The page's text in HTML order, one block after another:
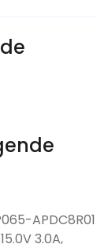
APDC8R01
3.0A,